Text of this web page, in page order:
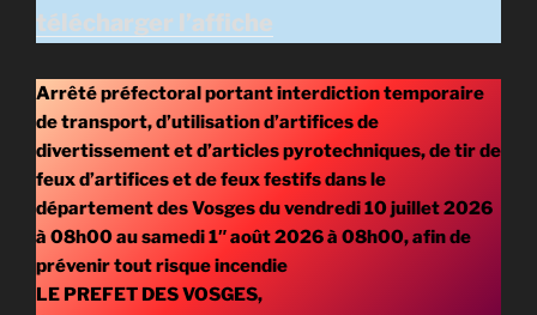
télécharger l’affiche
Arrêté préfectoral portant interdiction temporaire
de transport, d’utilisation d’artifices de
divertissement et d’articles pyrotechniques, de tir de
feux d’artifices et de feux festifs dans le
département des Vosges du vendredi 10 juillet 2026
à 08h00 au samedi 1″ août 2026 à 08h00, afin de
prévenir tout risque incendie
LE PREFET DES VOSGES,